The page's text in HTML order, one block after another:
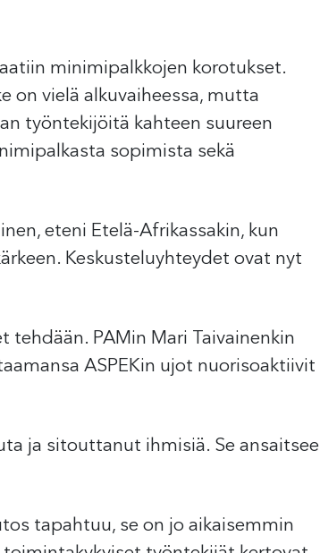
minimipalkkojen korotukset.
on vielä alkuvaiheessa, mutta
työntekijöitä kahteen suureen
sopimista sekä
eteni Etelä-Afrikassakin, kun
Keskusteluyhteydet ovat nyt
tehdään. PAMin Mari Taivainenkin
ASPEKin ujot nuorisoaktiivit
ja sitouttanut ihmisiä. Se ansaitsee
tapahtuu, se on jo aikaisemmin